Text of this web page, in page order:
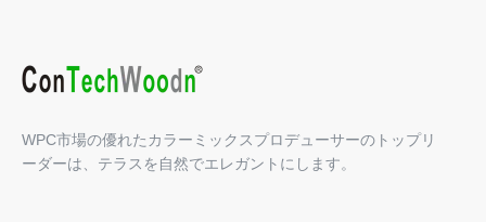
WPC市場の優れたカラーミックスプロデューサーのトップリ
ーダーは、テラスを自然でエレガントにします。